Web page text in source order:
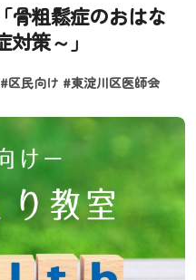
骨粗鬆症のおはな
策～」
#区民向け #東淀川区医師会